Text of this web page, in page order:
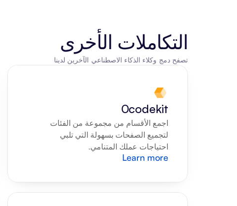
التكاملات الأخرى
تصفح دمج وكلاء الذكاء الاصطناعي الآخرين لدينا
0codekit
احتياجات عملك المتنامي.
Learn more